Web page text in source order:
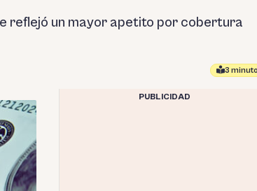
reflejó un mayor apetito por cobertura
3
PUBLICIDAD